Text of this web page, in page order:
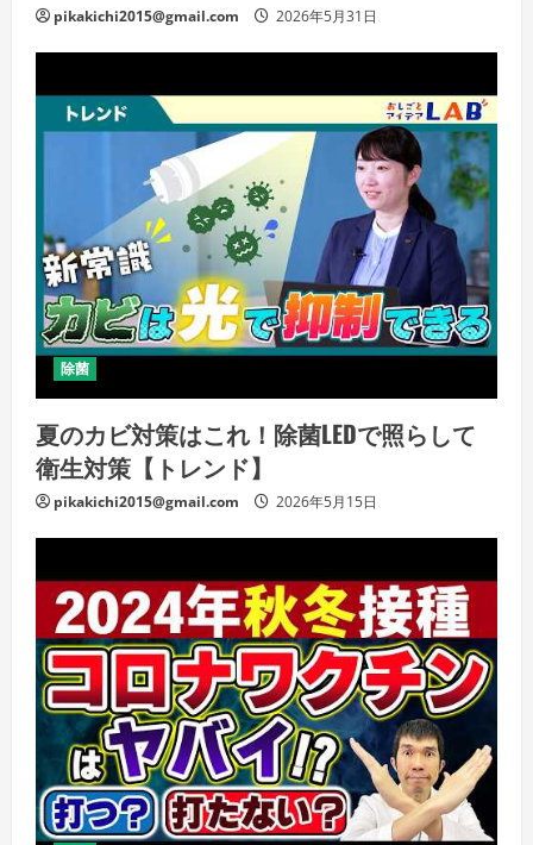
pikakichi2015@gmail.com 2026年5月31日
除菌
夏のカビ対策はこれ！除菌LEDで照らして
衛生対策【トレンド】
pikakichi2015@gmail.com 2026年5月15日